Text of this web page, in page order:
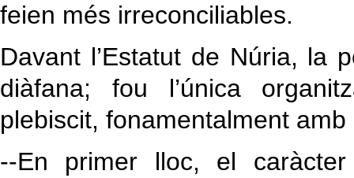
feien més irreconciliables.
Davant l’Estatut de Núria, la
diàfana; fou l’única
plebiscit, fonamentalment
--En primer lloc, el